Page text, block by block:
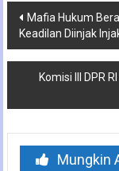
Navigasi
pos
Mafia Hukum
Keadilan Diinjak
Komisi III DPR
Mungkin